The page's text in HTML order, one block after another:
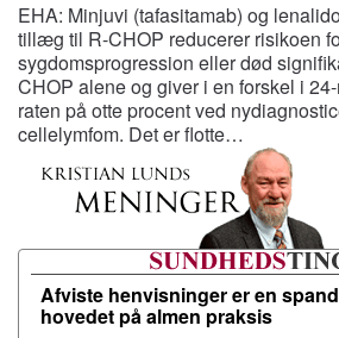
EHA: Minjuvi (tafasitamab) og
tillæg til R-CHOP reducerer risikoen
sygdomsprogression eller død
CHOP alene og giver i en forskel i
raten på otte procent ved
cellelymfom. Det er flotte…
Afviste henvisninger er en
hovedet på almen praksis